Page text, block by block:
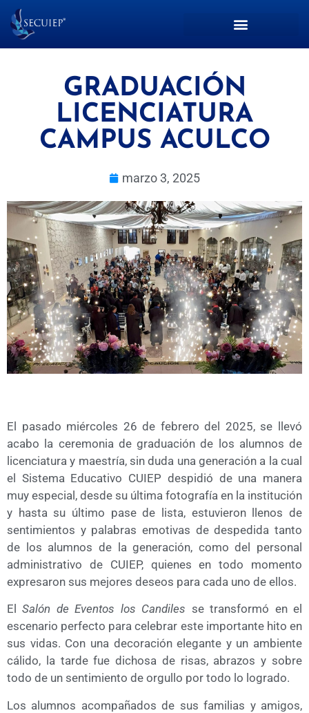
GRADUACIÓN
LICENCIATURA
CAMPUS ACULCO
marzo 3, 2025
El pasado miércoles 26 de febrero del 2025, se llevó
acabo la ceremonia de graduación de los alumnos de
licenciatura y maestría, sin duda una generación a la cual
el Sistema Educativo CUIEP despidió de una manera
muy especial, desde su última fotografía en la institución
y hasta su último pase de lista, estuvieron llenos de
sentimientos y palabras emotivas de despedida tanto
de los alumnos de la generación, como del personal
administrativo de CUIEP, quienes en todo momento
expresaron sus mejores deseos para cada uno de ellos.
ElSalón de Eventos los Candiles se transformó en el
escenario perfecto para celebrar este importante hito en
sus vidas. Con una decoración elegante y un ambiente
cálido, la tarde fue dichosa de risas, abrazos y sobre
todo de un sentimiento de orgullo por todo lo logrado.
Los alumnos acompañados de sus familias y amigos,